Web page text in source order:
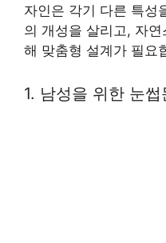
자인은 각기 다른 특성
의 개성을 살리고, 자
해 맞춤형 설계가 필요
1. 남성을 위한 눈썹